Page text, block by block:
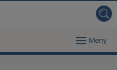
Meny